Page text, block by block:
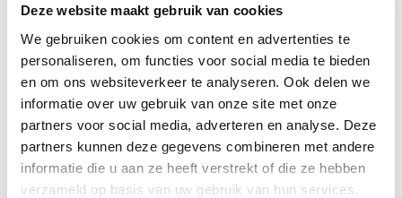
Deze website maakt gebruik van cookies
We gebruiken cookies om content en advertenties te
personaliseren, om functies voor social media te bieden
en om ons websiteverkeer te analyseren. Ook delen we
informatie over uw gebruik van onze site met onze
partners voor social media, adverteren en analyse. Deze
partners kunnen deze gegevens combineren met andere
informatie die u aan ze heeft verstrekt of die ze hebben
verzameld op basis van uw gebruik van hun services.
Publicado el: 16 de febrero de 2021